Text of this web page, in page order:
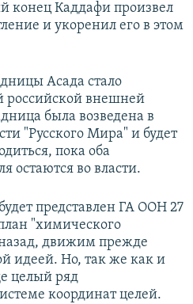
конец Каддафи произвел
и укоренил его в этом
Асада стало
российской внешней
была возведена в
"Русского Мира" и будет
пока оба
остаются во власти.
представлен ГА ООН 27
"химического
движим прежде
идеей. Но, так же как и
целый ряд
координат целей.